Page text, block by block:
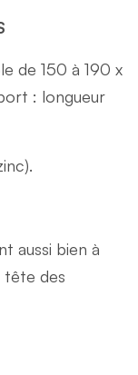
de 150 à 190 x
: longueur
aussi bien à
tête des